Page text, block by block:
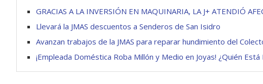
GRACIAS A LA INVERSIÓN EN MAQUINARIA, LA J+ ATENDIÓ
Llevará la JMAS descuentos a Senderos de San Isidro
Avanzan trabajos de la JMAS para reparar hundimiento del
¡Empleada Doméstica Roba Millón y Medio en Joyas! ¿Quién